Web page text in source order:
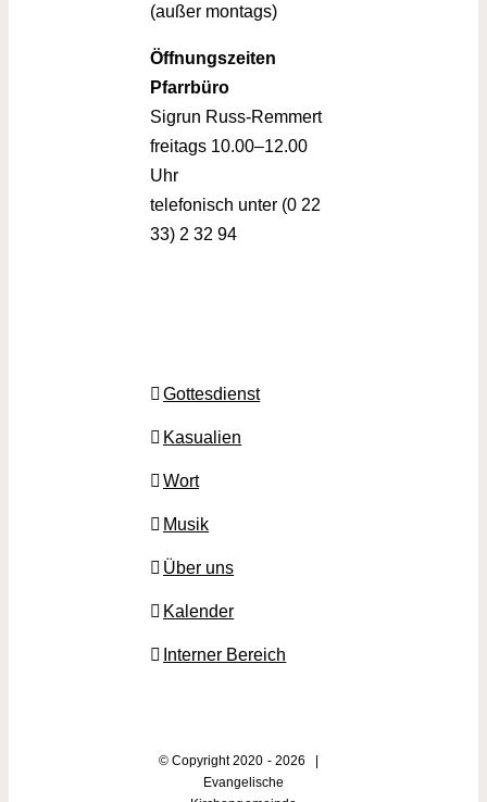
(außer montags)
Öffnungszeiten
Pfarrbüro
Sigrun Russ-Remmert
freitags 10.00–12.00
Uhr
telefonisch unter (0 22
33) 2 32 94
Gottesdienst
Kasualien
Wort
Musik
Über uns
Kalender
Interner Bereich
© Copyright 2020 - 2026 |
Evangelische